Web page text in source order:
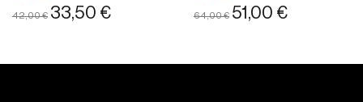
42,00 € 33,50 € 64,00 € 51,00 €